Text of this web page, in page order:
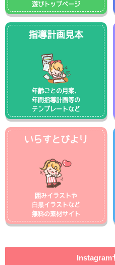
遊びトップページ
指導計画見本
年齢ごとの月案、
年間指導計画等の
テンプレートなど
いらすとびより
囲みイラストや
白黒イラストなど
無料の素材サイト
Instagram